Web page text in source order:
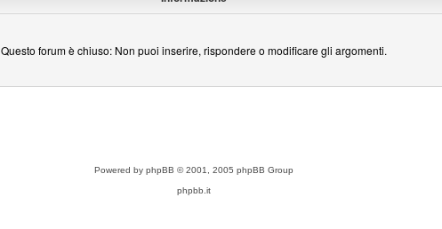
Questo forum è chiuso: Non puoi inserire, rispondere o modificare gli argomenti.
Powered by phpBB © 2001, 2005 phpBB Group
phpbb.it